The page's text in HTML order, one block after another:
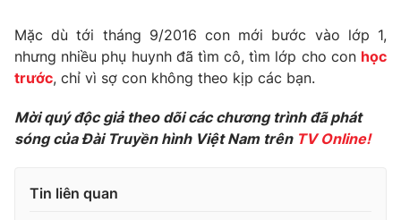
Câu chuyện quốc tế
Tài chính
Thị trường
Góc doanh nghiệp
Dữ liệu và đời sống
Truyền hình
Phim VTV
Điện ảnh
Mặc dù tới tháng 9/2016 con mới bước vào lớp 1,
nhưng nhiều phụ huynh đã tìm cô, tìm lớp cho con học
trước, chỉ vì sợ con không theo kịp các bạn.
Mời quý độc giả theo dõi các chương trình đã phát
sóng của Đài Truyền hình Việt Nam trên TV Online!
Tin liên quan